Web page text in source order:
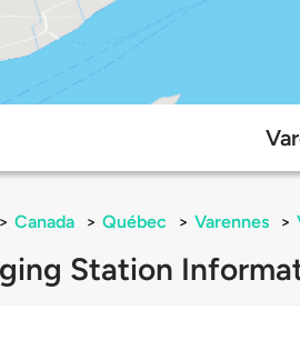
> Canada > Québec > Varennes >
Station